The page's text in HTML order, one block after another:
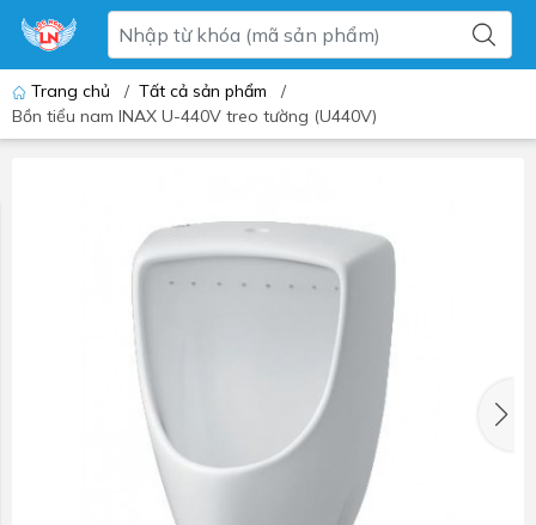
Trang chủ / Tất cả sản phẩm
/
Bồn tiểu nam INAX U-440V treo tường (U440V)